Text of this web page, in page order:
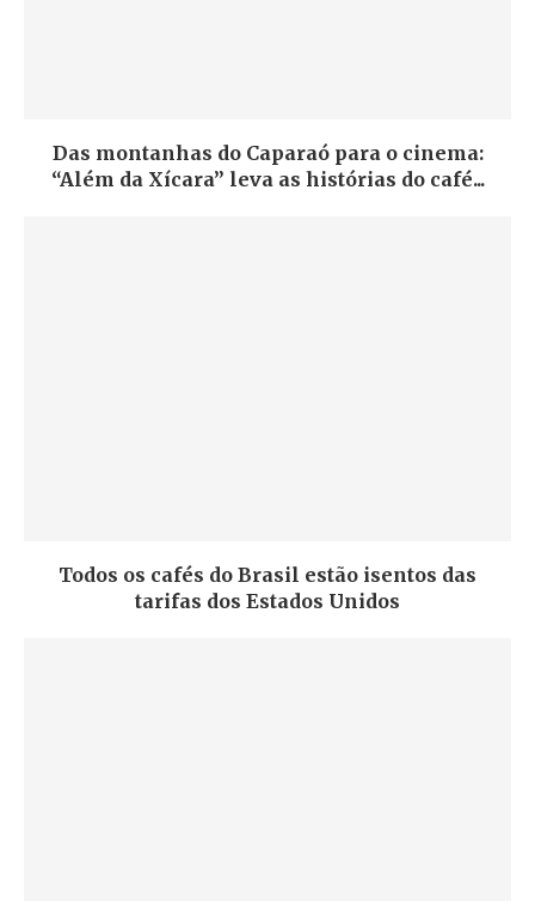
Das montanhas do Caparaó para o cinema:
“Além da Xícara” leva as histórias do café...
Todos os cafés do Brasil estão isentos das
tarifas dos Estados Unidos